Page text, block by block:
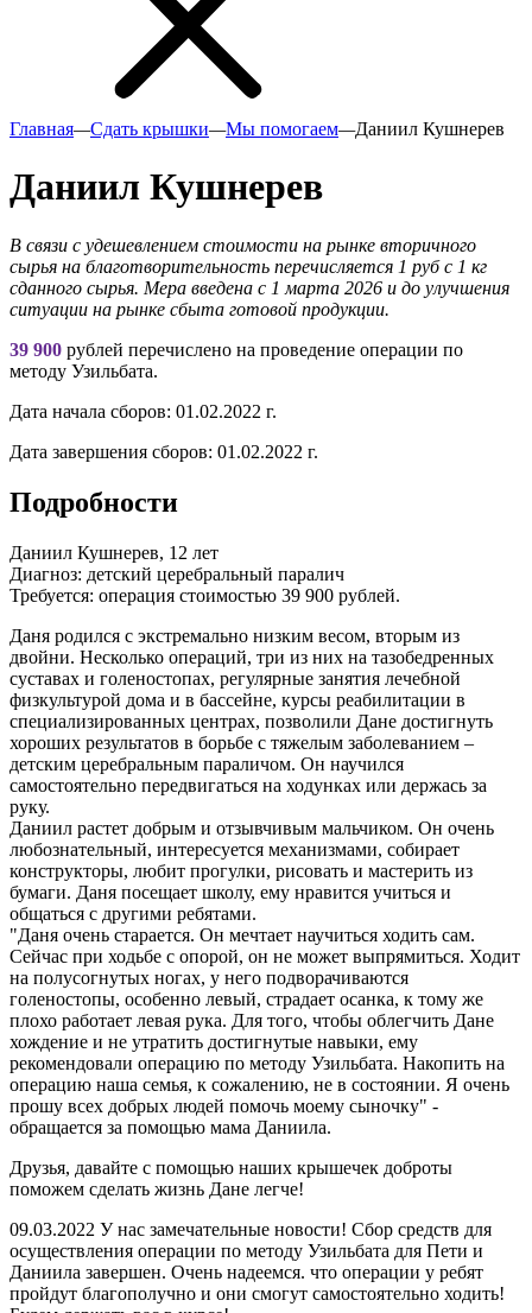
Главная—Сдать крышки—Мы помогаем—Даниил Кушнерев
Даниил Кушнерев
В связи с удешевлением стоимости на рынке вторичного
сырья на благотворительность перечисляется 1 руб с 1 кг
сданного сырья. Мера введена с 1 марта 2026 и до улучшения
ситуации на рынке сбыта готовой продукции.
39 900 рублей перечислено на проведение операции по
методу Узильбата.
Дата начала сборов: 01.02.2022 г.
Дата завершения сборов: 01.02.2022 г.
Подробности
Даниил Кушнерев, 12 лет
Диагноз: детский церебральный паралич
Требуется: операция стоимостью 39 900 рублей.
Даня родился с экстремально низким весом, вторым из
двойни. Несколько операций, три из них на тазобедренных
суставах и голеностопах, регулярные занятия лечебной
физкультурой дома и в бассейне, курсы реабилитации в
специализированных центрах, позволили Дане достигнуть
хороших результатов в борьбе с тяжелым заболеванием –
детским церебральным параличом. Он научился
самостоятельно передвигаться на ходунках или держась за
руку.
Даниил растет добрым и отзывчивым мальчиком. Он очень
любознательный, интересуется механизмами, собирает
конструкторы, любит прогулки, рисовать и мастерить из
бумаги. Даня посещает школу, ему нравится учиться и
общаться с другими ребятами.
"Даня очень старается. Он мечтает научиться ходить сам.
Сейчас при ходьбе с опорой, он не может выпрямиться. Ходит
на полусогнутых ногах, у него подворачиваются
голеностопы, особенно левый, страдает осанка, к тому же
плохо работает левая рука. Для того, чтобы облегчить Дане
хождение и не утратить достигнутые навыки, ему
рекомендовали операцию по методу Узильбата. Накопить на
операцию наша семья, к сожалению, не в состоянии. Я очень
прошу всех добрых людей помочь моему сыночку" -
обращается за помощью мама Даниила.
Друзья, давайте с помощью наших крышечек доброты
поможем сделать жизнь Дане легче!
09.03.2022 У нас замечательные новости! Сбор средств для
осуществления операции по методу Узильбата для Пети и
Даниила завершен. Очень надеемся. что операции у ребят
пройдут благополучно и они смогут самостоятельно ходить!